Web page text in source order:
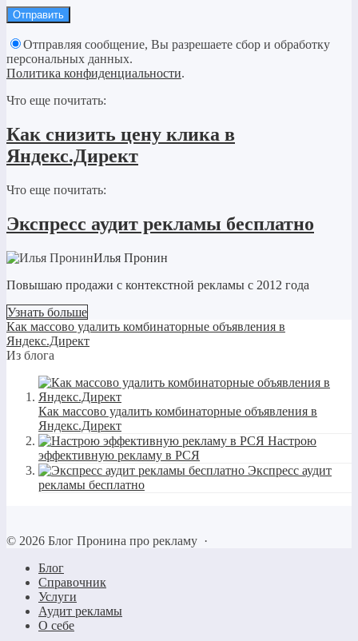
Отправляя сообщение, Вы разрешаете сбор и обработку
персональных данных.
Политика конфиденциальности.
Что еще почитать:
Как снизить цену клика в
Яндекс.Директ
Что еще почитать:
Экспресс аудит рекламы бесплатно
Илья Пронин
Повышаю продажи с контекстной рекламы с 2012 года
Узнать больше
Как массово удалить комбинаторные объявления в
Яндекс.Директ
Из блога
Как массово удалить комбинаторные объявления в
Яндекс.Директ
Настрою
эффективную рекламу в РСЯ
Экспресс аудит
рекламы бесплатно
© 2026 Блог Пронина про рекламу ·
Блог
Справочник
Услуги
Аудит рекламы
О себе